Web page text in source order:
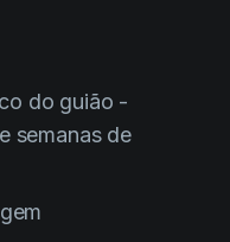
do guião -
semanas de